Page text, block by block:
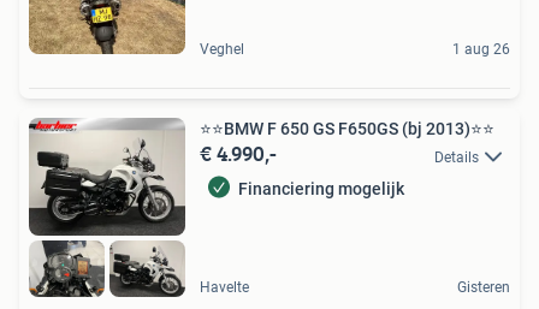
Veghel 1 aug 26
⭐️⭐BMW F 650 GS F650GS (bj 2013)⭐️⭐
€ 4.990,- Details
Financiering mogelijk
Havelte Gisteren